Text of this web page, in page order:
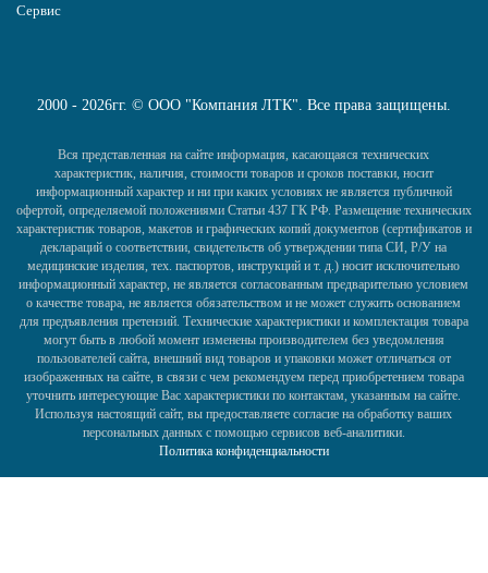
Сервис
2000 - 2026гг. © ООО "Компания ЛТК". Все права защищены.
Вся представленная на сайте информация, касающаяся технических
характеристик, наличия, стоимости товаров и сроков поставки, носит
информационный характер и ни при каких условиях не является публичной
офертой, определяемой положениями Статьи 437 ГК РФ. Размещение технических
характеристик товаров, макетов и графических копий документов (сертификатов и
деклараций о соответствии, свидетельств об утверждении типа СИ, Р/У на
медицинские изделия, тех. паспортов, инструкций и т. д.) носит исключительно
информационный характер, не является согласованным предварительно условием
о качестве товара, не является обязательством и не может служить основанием
для предъявления претензий. Технические характеристики и комплектация товара
могут быть в любой момент изменены производителем без уведомления
пользователей сайта, внешний вид товаров и упаковки может отличаться от
изображенных на сайте, в связи с чем рекомендуем перед приобретением товара
уточнить интересующие Вас характеристики по контактам, указанным на сайте.
Используя настоящий сайт, вы предоставляете согласие на обработку ваших
персональных данных с помощью сервисов веб-аналитики.
Политика конфиденциальности